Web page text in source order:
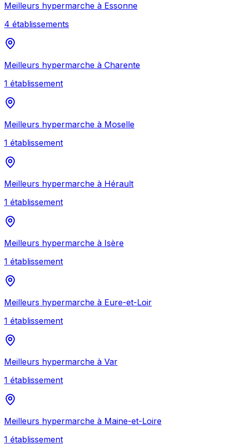
Meilleurs hypermarche à Essonne
4 établissements
Meilleurs hypermarche à Charente
1 établissement
Meilleurs hypermarche à Moselle
1 établissement
Meilleurs hypermarche à Hérault
1 établissement
Meilleurs hypermarche à Isère
1 établissement
Meilleurs hypermarche à Eure-et-Loir
1 établissement
Meilleurs hypermarche à Var
1 établissement
Meilleurs hypermarche à Maine-et-Loire
1 établissement